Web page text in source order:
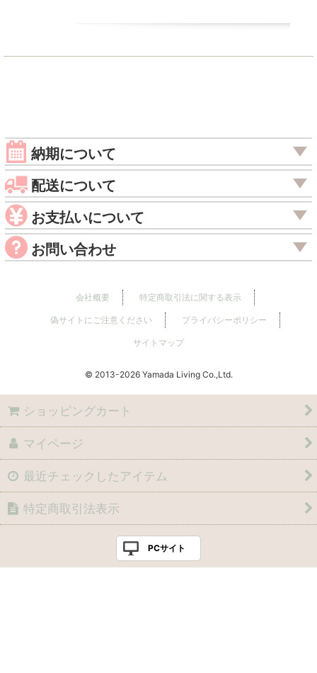
納期について
配送について
お支払いについて
お問い合わせ
会社概要 特定商取引法に関する表示
偽サイトにご注意ください プライバシーポリシー
サイトマップ
© 2013 Yamada Living Co.,Ltd.
ショッピングカート
マイページ
最近チェックしたアイテム
特定商取引法表示
PCサイト